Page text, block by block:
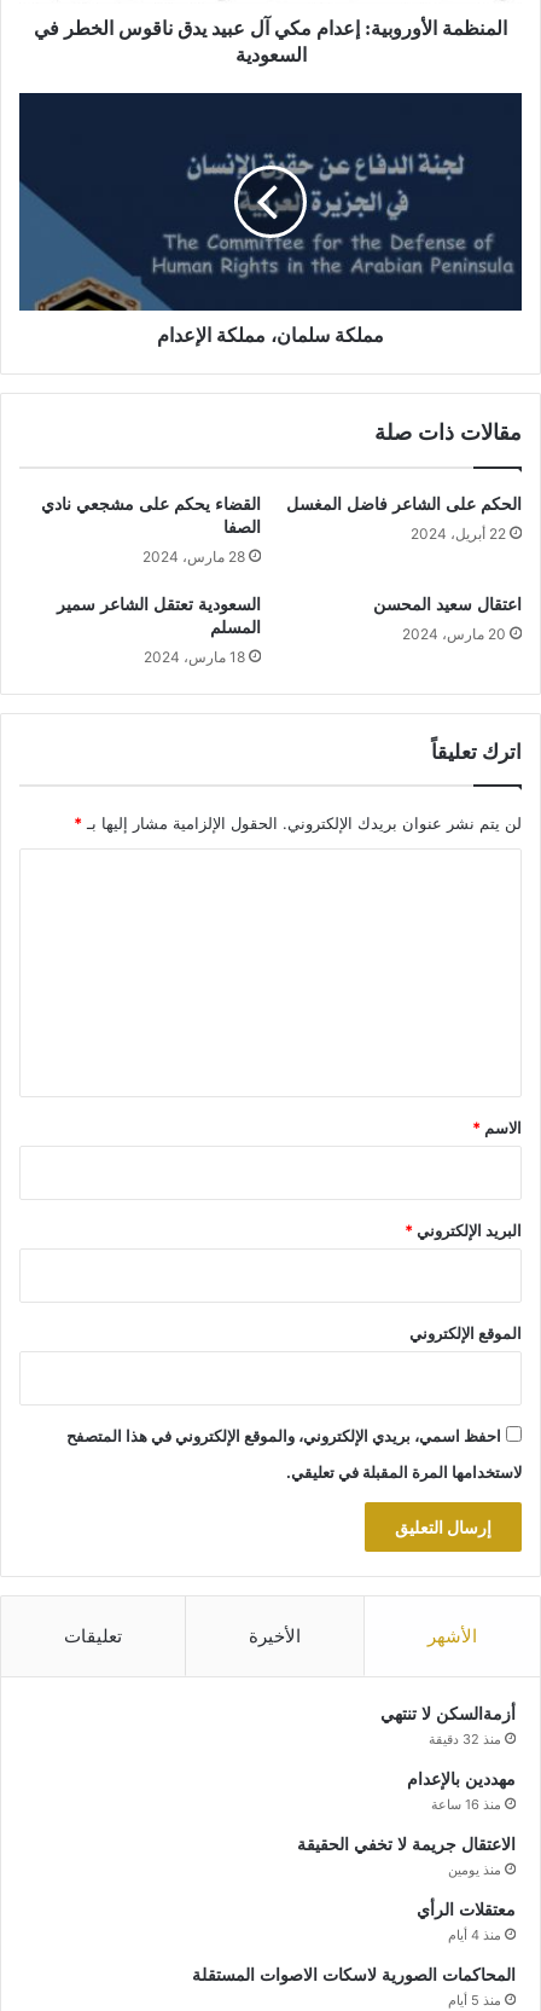
المنظمة الأوروبية: إعدام مكي آل عبيد يدق ناقوس الخطر في
السعودية
مملكة سلمان، مملكة الإعدام
مقالات ذات صلة
الحكم على الشاعر فاضل المغسل
22 أبريل، 2024
القضاء يحكم على مشجعي نادي
الصفا
28 مارس، 2024
اعتقال سعيد المحسن
20 مارس، 2024
السعودية تعتقل الشاعر سمير
المسلم
18 مارس، 2024
اترك تعليقاً
لن يتم نشر عنوان بريدك الإلكتروني. الحقول الإلزامية مشار إليها بـ *
*
الاسم *
البريد الإلكتروني*
الموقع الإلكتروني
احفظ اسمي، بريدي الإلكتروني، والموقع الإلكتروني في هذا المتصفح
لاستخدامها المرة المقبلة في تعليقي.
الأشهر الأخيرة تعليقات
أزمةالسكن لا تنتهي
منذ 32 دقيقة
مهددين بالإعدام
منذ 16 ساعة
الاعتقال جريمة لا تخفي الحقيقة
منذ يومين
معتقلات الرأي
منذ 4 أيام
المحاكمات الصورية لاسكات الاصوات المستقلة
منذ 5 أيام